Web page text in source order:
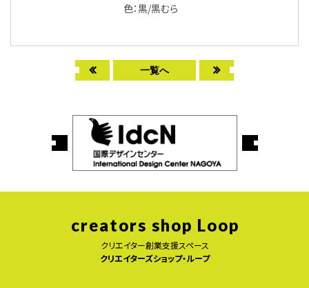
色：黒/黒むら
一覧へ
creators shop Loop
クリエイター創業支援スペース
クリエイターズショップ・ループ